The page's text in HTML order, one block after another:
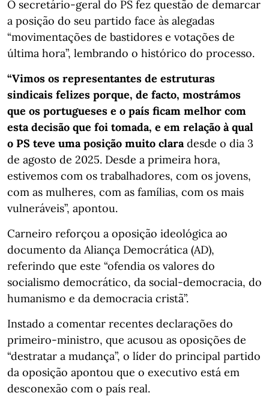
O secretário-geral do PS fez questão de demarcar
a posição do seu partido face às alegadas
“movimentações de bastidores e votações de
última hora”, lembrando o histórico do processo.
“Vimos os representantes de estruturas
sindicais felizes porque, de facto, mostrámos
que os portugueses e o país ficam melhor com
esta decisão que foi tomada, e em relação à qual
o PS teve uma posição muito clara desde o dia 3
de agosto de 2025. Desde a primeira hora,
estivemos com os trabalhadores, com os jovens,
com as mulheres, com as famílias, com os mais
vulneráveis”, apontou.
Carneiro reforçou a oposição ideológica ao
documento da Aliança Democrática (AD),
referindo que este “ofendia os valores do
socialismo democrático, da social-democracia, do
humanismo e da democracia cristã”.
Instado a comentar recentes declarações do
primeiro-ministro, que acusou as oposições de
“destratar a mudança”, o líder do principal partido
da oposição apontou que o executivo está em
desconexão com o país real.